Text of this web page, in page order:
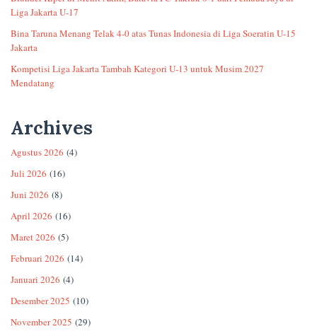
Liga Jakarta U-17
Bina Taruna Menang Telak 4-0 atas Tunas Indonesia di Liga Soeratin U-15
Jakarta
Kompetisi Liga Jakarta Tambah Kategori U-13 untuk Musim 2027
Mendatang
Archives
Agustus 2026 (4)
Juli 2026 (16)
Juni 2026 (8)
April 2026 (16)
Maret 2026 (5)
Februari 2026 (14)
Januari 2026 (4)
Desember 2025 (10)
November 2025 (29)